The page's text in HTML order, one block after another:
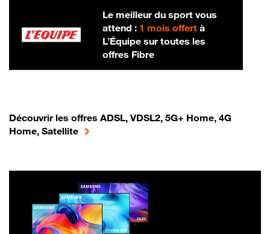
Le meilleur du sport vous
attend : 1 mois offertà
L’Équipe sur toutes les
offres Fibre
Découvrir les offres ADSL, VDSL2, 5G+ Home, 4G
Home, Satellite